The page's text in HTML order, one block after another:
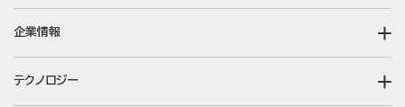
企業情報
テクノロジー